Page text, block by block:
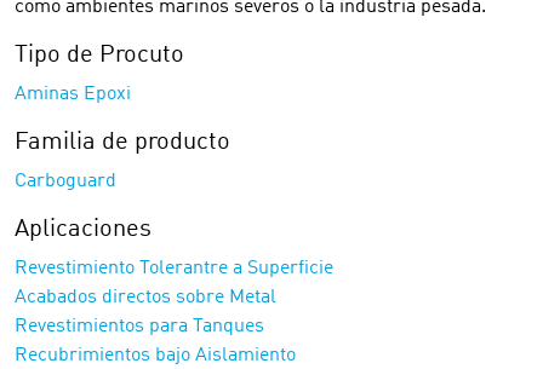
como ambientes marinos severos o la industria pesada.
Tipo de Procuto
Aminas Epoxi
Familia de producto
Carboguard
Aplicaciones
Revestimiento Tolerantre a Superficie
Acabados directos sobre Metal
Revestimientos para Tanques
Recubrimientos bajo Aislamiento